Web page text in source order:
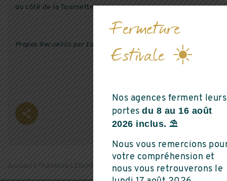
du côté de la Tournette.
Propos Recueillis par Editions Cosy
Accueil » Théodore LENOIR | Développeur Foncier
Fermeture
Estivale ☀️
Nos agences ferment leurs
portesdu 8 au 16 août
2026 inclus. ⛱️
Nous vous remercions
votre compréhension et
nous vous retrouverons le